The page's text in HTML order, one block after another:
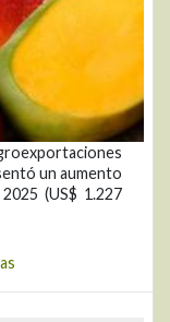
un aumento
(US$ 1.227